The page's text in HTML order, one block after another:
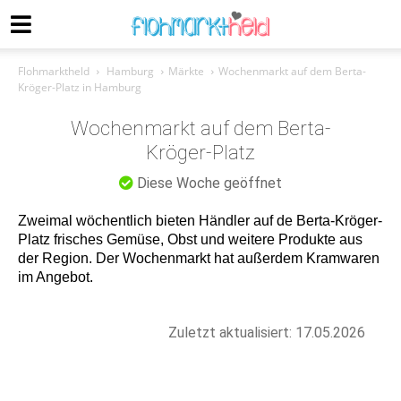
Flohmarktheld Hamburg Märkte
Wochenmarkt auf dem Berta-
Kröger-Platz in Hamburg
Wochenmarkt auf dem Berta-
Kröger-Platz
Diese Woche geöffnet
Zweimal wöchentlich bieten Händler auf de Berta-Kröger-
Platz frisches Gemüse, Obst und weitere Produkte aus
der Region. Der Wochenmarkt hat außerdem Kramwaren
im Angebot.
Zuletzt aktualisiert: 17.05.2026